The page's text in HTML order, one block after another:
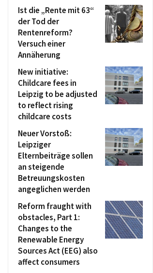
Ist die „Rente mit 63“
der Tod der
Rentenreform?
Versuch einer
Annäherung
New initiative:
Childcare fees in
Leipzig to be adjusted
to reflect rising
childcare costs
Neuer Vorstoß:
Leipziger
Elternbeiträge sollen
an steigende
Betreuungskosten
angeglichen werden
Reform fraught with
obstacles, Part 1:
Changes to the
Renewable Energy
Sources Act (EEG) also
affect consumers